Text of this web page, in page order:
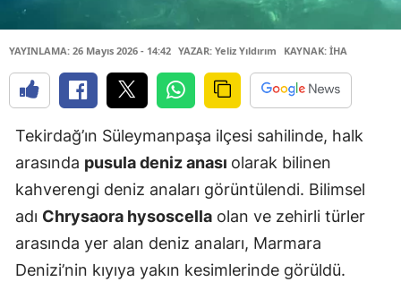
YAYINLAMA: 26 Mayıs 2026 - 14:42 YAZAR: Yeliz Yıldırım KAYNAK: İHA
Tekirdağ’ın Süleymanpaşa ilçesi sahilinde, halk
arasında pusula deniz anası olarak bilinen
kahverengi deniz anaları görüntülendi. Bilimsel
adı Chrysaora hysoscella olan ve zehirli türler
arasında yer alan deniz anaları, Marmara
Denizi’nin kıyıya yakın kesimlerinde görüldü.